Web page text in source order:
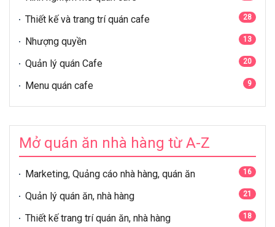
Thiết kế và trang trí quán cafe
28
Nhượng quyền 13
Quản lý quán Cafe 20
Menu quán cafe 9
Mở quán ăn nhà hàng từ A-Z
Marketing, Quảng cáo nhà hàng, quán ăn 16
Quản lý quán ăn, nhà hàng 21
Thiết kế trang trí quán ăn, nhà hàng 18